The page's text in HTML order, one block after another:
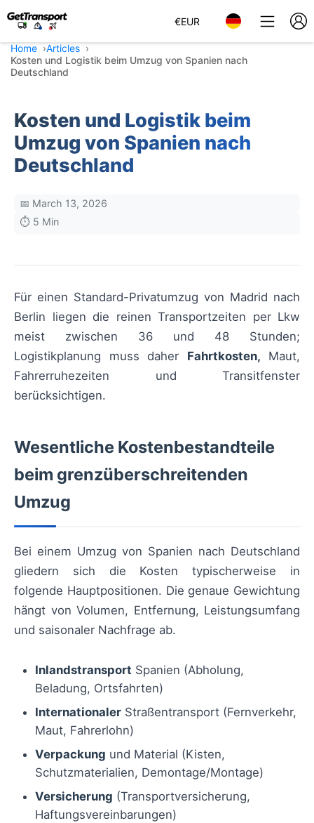
€EUR
Home
Articles
Kosten und Logistik beim Umzug von Spanien nach
Deutschland
Kosten und Logistik beim
Umzug von Spanien nach
Deutschland
📅 March 13, 2026
⏱️ 5 Min
Für einen Standard-Privatumzug von Madrid nach
Berlin liegen die reinen Transportzeiten per Lkw
meist zwischen 36 und 48 Stunden;
Logistikplanung muss daher Fahrtkosten, Maut,
Fahrerruhezeiten und Transitfenster
berücksichtigen.
Wesentliche Kostenbestandteile
beim grenzüberschreitenden
Umzug
Bei einem Umzug von Spanien nach Deutschland
gliedern sich die Kosten typischerweise in
folgende Hauptpositionen. Die genaue Gewichtung
hängt von Volumen, Entfernung, Leistungsumfang
und saisonaler Nachfrage ab.
Inlandstransport Spanien (Abholung,
Beladung, Ortsfahrten)
Internationaler Straßentransport (Fernverkehr,
Maut, Fahrerlohn)
Verpackung und Material (Kisten,
Schutzmaterialien, Demontage/Montage)
Versicherung (Transportversicherung,
Haftungsvereinbarungen)